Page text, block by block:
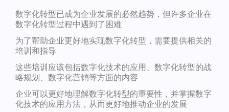
数字化转型已成为企业发展的必然趋势，但许多企业在
数字化转型过程中遇到了困难
为了帮助企业更好地实现数字化转型，需要提供相关的
培训和指导
这些培训应该包括数字化技术的应用、数字化转型的战
略规划、数字化营销等方面的内容
企业可以更好地理解数字化转型的重要性，并掌握数字
化技术的应用方法，从而更好地推动企业的发展